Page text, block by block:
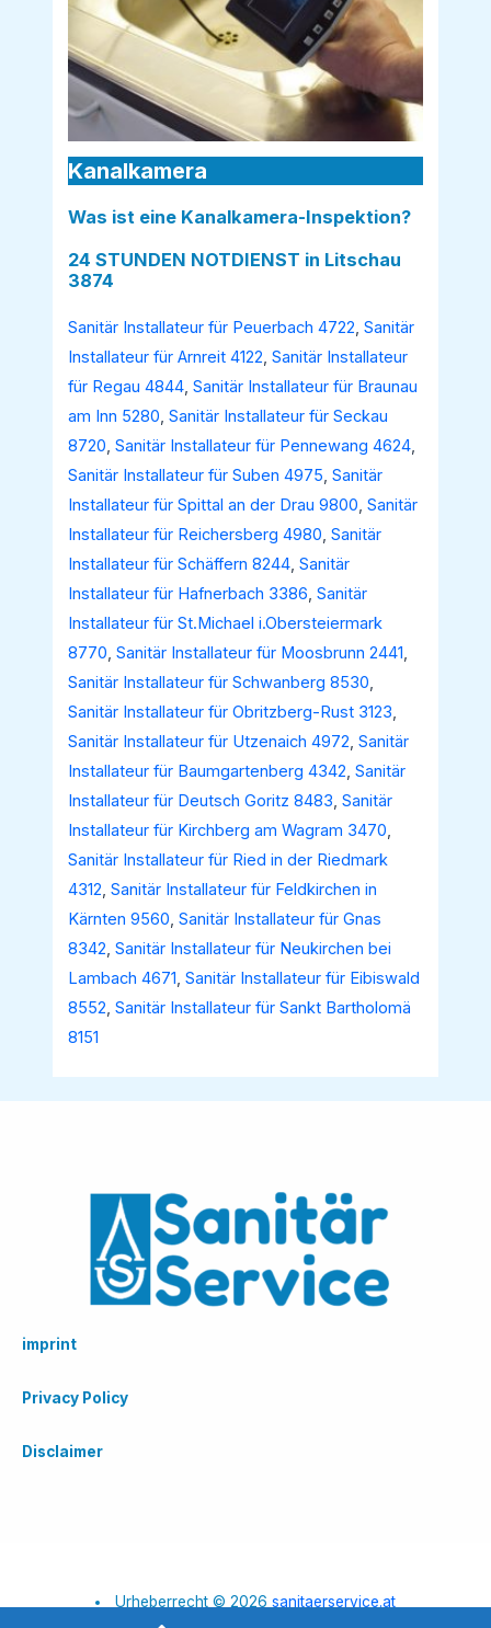
Kanalkamera
Was ist eine Kanalkamera-Inspektion?
24 STUNDEN NOTDIENST in Litschau
3874
Sanitär Installateur für Peuerbach 4722,Sanitär
Installateur für Arnreit 4122,Sanitär Installateur
für Regau 4844,Sanitär Installateur für Braunau
am Inn 5280,Sanitär Installateur für Seckau
8720,Sanitär Installateur für Pennewang 4624,
Sanitär Installateur für Suben 4975,Sanitär
Installateur für Spittal an der Drau 9800,Sanitär
Installateur für Reichersberg 4980,Sanitär
Installateur für Schäffern 8244,Sanitär
Installateur für Hafnerbach 3386,Sanitär
Installateur für St.Michael i.Obersteiermark
8770,Sanitär Installateur für Moosbrunn 2441,
Sanitär Installateur für Schwanberg 8530,
Sanitär Installateur für Obritzberg-Rust 3123,
Sanitär Installateur für Utzenaich 4972,Sanitär
Installateur für Baumgartenberg 4342,Sanitär
Installateur für Deutsch Goritz 8483,Sanitär
Installateur für Kirchberg am Wagram 3470,
Sanitär Installateur für Ried in der Riedmark
4312,Sanitär Installateur für Feldkirchen in
Kärnten 9560,Sanitär Installateur für Gnas
8342,Sanitär Installateur für Neukirchen bei
Lambach 4671,Sanitär Installateur für Eibiswald
8552,Sanitär Installateur für Sankt Bartholomä
8151
imprint
Privacy Policy
Disclaimer
Urheberrecht © 2026sanitaerservice.at